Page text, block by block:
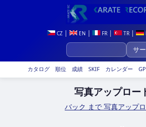
CZ| EN | FR| TR|
カタログ 順位 成績 SKIF カレンダー
写真アップロー
バック まで 写真アップ